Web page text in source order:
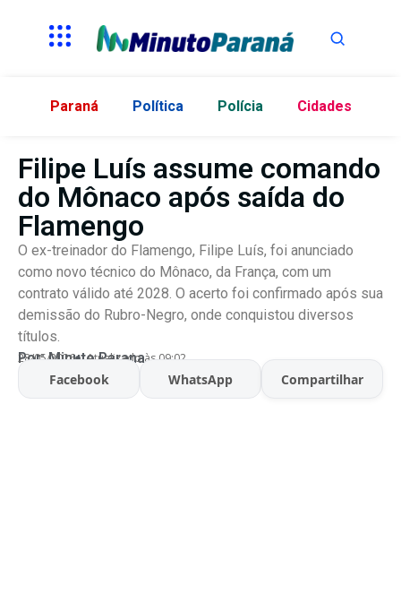
Paraná Política Polícia Cidades
Filipe Luís assume comando
do Mônaco após saída do
Flamengo
O ex-treinador do Flamengo, Filipe Luís, foi anunciado
como novo técnico do Mônaco, da França, com um
contrato válido até 2028. O acerto foi confirmado após sua
demissão do Rubro-Negro, onde conquistou diversos
títulos.
Por:Minuto Parana
28/05/2026 Atualizado às 09:02
Facebook WhatsApp Compartilhar